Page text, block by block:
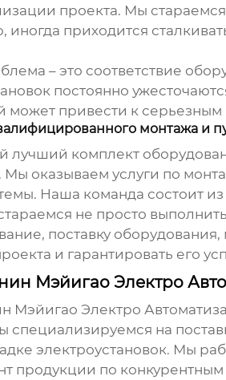
проекта. Мы
приходится
– это соответствие
постоянно
может привести к
монтажа и
лучший комплект
Мы оказываем услуги по
Наша команда состоит
не просто
поставку
и гарантировать его
Мэйигао Электро
Мэйигао Электро
специализируемся на
электроустановок. Мы
продукции по